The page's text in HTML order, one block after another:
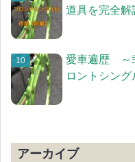
道具を完全解
愛車遍歴 ～
ロントシング
アーカイブ